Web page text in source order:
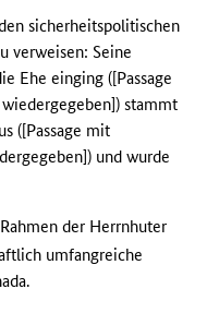
sicherheitspolitischen
verweisen: Seine
Ehe einging ([Passage
stammt
([Passage mit
und wurde
der Herrnhuter
umfangreiche